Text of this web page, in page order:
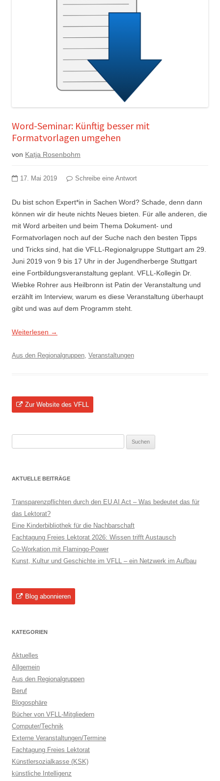
Word-Seminar: Künftig besser mit
Formatvorlagen umgehen
von Katja Rosenbohm
17. Mai 2019 Schreibe eine Antwort
Du bist schon Expert*in in Sachen Word? Schade, denn dann
können wir dir heute nichts Neues bieten. Für alle anderen, die
mit Word arbeiten und beim Thema Dokument- und
Formatvorlagen noch auf der Suche nach den besten Tipps
und Tricks sind, hat die VFLL-Regionalgruppe Stuttgart am 29.
Juni 2019 von 9 bis 17 Uhr in der Jugendherberge Stuttgart
eine Fortbildungsveranstaltung geplant. VFLL-Kollegin Dr.
Wiebke Rohrer aus Heilbronn ist Patin der Veranstaltung und
erzählt im Interview, warum es diese Veranstaltung überhaupt
gibt und was auf dem Programm steht.
Weiterlesen →
Aus den Regionalgruppen, Veranstaltungen
Zur Website des VFLL
AKTUELLE BEITRÄGE
Transparenzpflichten durch den EU AI Act – Was bedeutet das für
das Lektorat?
Eine Kinderbibliothek für die Nachbarschaft
Fachtagung Freies Lektorat 2026: Wissen trifft Austausch
Co-Workation mit Flamingo-Power
Kunst, Kultur und Geschichte im VFLL – ein Netzwerk im Aufbau
Blog abonnieren
KATEGORIEN
Aktuelles
Allgemein
Aus den Regionalgruppen
Beruf
Blogosphäre
Bücher von VFLL-Mitgliedern
Computer/Technik
Externe Veranstaltungen/Termine
Fachtagung Freies Lektorat
Künstlersozialkasse (KSK)
künstliche Intelligenz